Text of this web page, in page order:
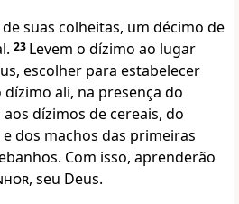
suas colheitas, um décimo de
23 Levem o dízimo ao lugar
escolher para estabelecer
ali, na presença do
aos dízimos de cereais, do
dos machos das primeiras
Com isso, aprenderão
, seu Deus.